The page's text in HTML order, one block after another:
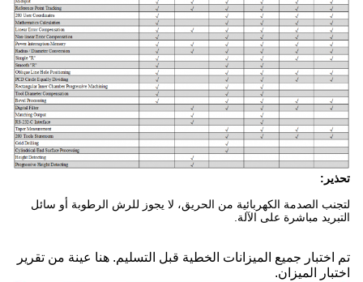
تحذير:
لتجنب الصدمة الكهربائية من الحريق، لا يجوز للرش الرطوبة أو سائل
التبريد مباشرة على الآلة.
تم اختبار جميع الميزانات الخطية قبل التسليم. هنا عينة من تقرير
اختبار الميزان.